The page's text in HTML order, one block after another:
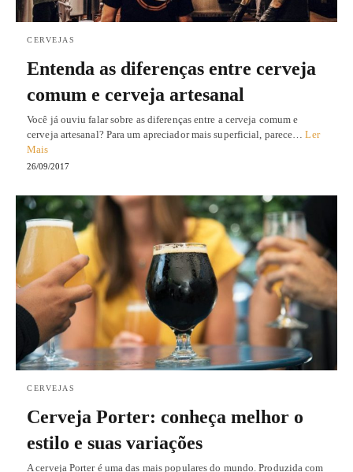
CERVEJAS
Entenda as diferenças entre cerveja
comum e cerveja artesanal
Você já ouviu falar sobre as diferenças entre a cerveja comum e
cerveja artesanal? Para um apreciador mais superficial, parece…Ler
Mais
26/09/2017
CERVEJAS
Cerveja Porter: conheça melhor o
estilo e suas variações
A cerveja Porter é uma das mais populares do mundo. Produzida com